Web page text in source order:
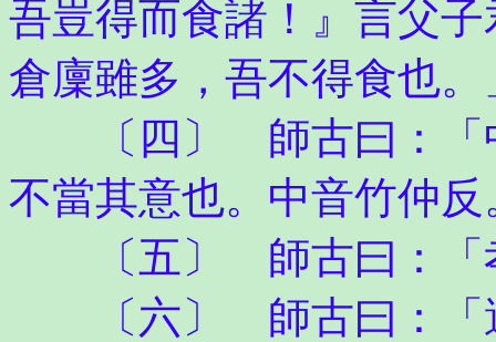
吾豈得而食諸！』言父
倉廩雖多，吾不得食也。
〔四〕 師古曰：「中
不當其意也。中音竹仲反
〔五〕 師古曰：「孝
〔六〕 師古曰：「